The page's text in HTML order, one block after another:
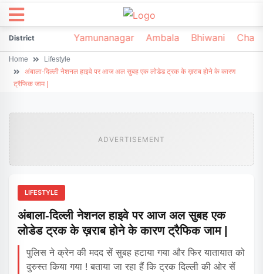
DistrictSonipat Yamunanagar Ambala Bhiwani
Home
Lifestyle
अंबाला-दिल्ली नेशनल हाइवे पर आज अल सुबह एक लोडेड ट्रक के ख़राब होने के कारण
ट्रैफिक जाम |
ADVERTISEMENT
LIFESTYLE
अंबाला-दिल्ली नेशनल हाइवे पर आज अल सुबह एक
लोडेड ट्रक के ख़राब होने के कारण ट्रैफिक जाम |
पुलिस ने क्रेन की मदद सें सुबह हटाया गया और फिर यातायात को
दुरुस्त किया गया ! बताया जा रहा हैं कि ट्रक दिल्ली की ओर सें